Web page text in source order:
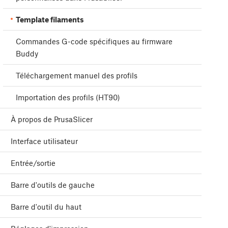
Template filaments
Commandes G-code spécifiques au firmware
Buddy
Téléchargement manuel des profils
Importation des profils (HT90)
À propos de PrusaSlicer
Interface utilisateur
Entrée/sortie
Barre d'outils de gauche
Barre d'outil du haut